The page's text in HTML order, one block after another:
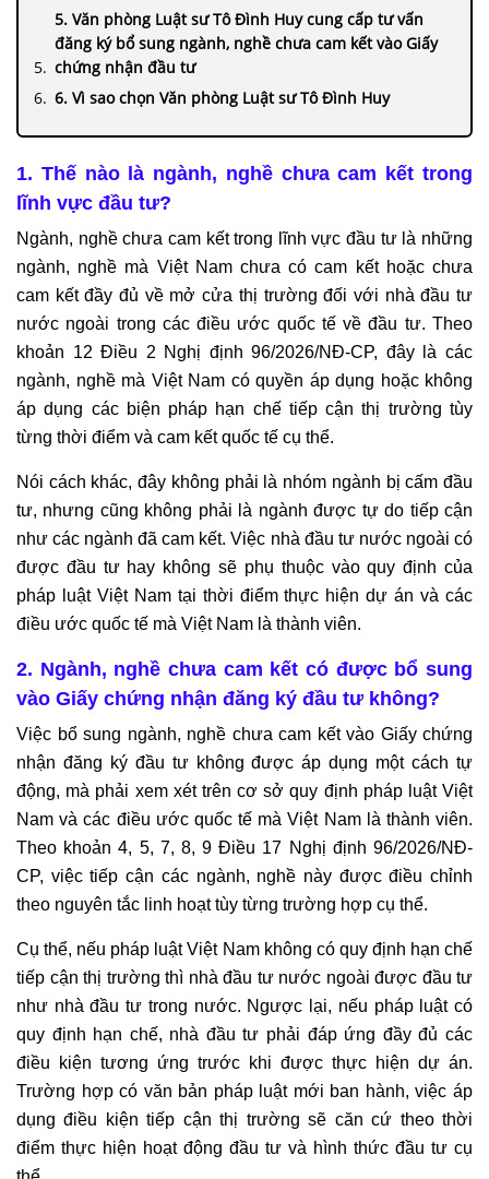
5. Văn phòng Luật sư Tô Đình Huy cung cấp tư vấn
đăng ký bổ sung ngành, nghề chưa cam kết vào Giấy
chứng nhận đầu tư
6. Vì sao chọn Văn phòng Luật sư Tô Đình Huy
1. Thế nào là ngành, nghề chưa cam kết trong
lĩnh vực đầu tư?
Ngành, nghề chưa cam kết trong lĩnh vực đầu tư là những
ngành, nghề mà Việt Nam chưa có cam kết hoặc chưa
cam kết đầy đủ về mở cửa thị trường đối với nhà đầu tư
nước ngoài trong các điều ước quốc tế về đầu tư. Theo
khoản 12 Điều 2 Nghị định 96/2026/NĐ-CP, đây là các
ngành, nghề mà Việt Nam có quyền áp dụng hoặc không
áp dụng các biện pháp hạn chế tiếp cận thị trường tùy
từng thời điểm và cam kết quốc tế cụ thể.
Nói cách khác, đây không phải là nhóm ngành bị cấm đầu
tư, nhưng cũng không phải là ngành được tự do tiếp cận
như các ngành đã cam kết. Việc nhà đầu tư nước ngoài có
được đầu tư hay không sẽ phụ thuộc vào quy định của
pháp luật Việt Nam tại thời điểm thực hiện dự án và các
điều ước quốc tế mà Việt Nam là thành viên.
2. Ngành, nghề chưa cam kết có được bổ sung
vào Giấy chứng nhận đăng ký đầu tư không?
Việc bổ sung ngành, nghề chưa cam kết vào Giấy chứng
nhận đăng ký đầu tư không được áp dụng một cách tự
động, mà phải xem xét trên cơ sở quy định pháp luật Việt
Nam và các điều ước quốc tế mà Việt Nam là thành viên.
Theo khoản 4, 5, 7, 8, 9 Điều 17 Nghị định 96/2026/NĐ-
CP, việc tiếp cận các ngành, nghề này được điều chỉnh
theo nguyên tắc linh hoạt tùy từng trường hợp cụ thể.
Cụ thể, nếu pháp luật Việt Nam không có quy định hạn chế
tiếp cận thị trường thì nhà đầu tư nước ngoài được đầu tư
như nhà đầu tư trong nước. Ngược lại, nếu pháp luật có
quy định hạn chế, nhà đầu tư phải đáp ứng đầy đủ các
điều kiện tương ứng trước khi được thực hiện dự án.
Trường hợp có văn bản pháp luật mới ban hành, việc áp
dụng điều kiện tiếp cận thị trường sẽ căn cứ theo thời
điểm thực hiện hoạt động đầu tư và hình thức đầu tư cụ